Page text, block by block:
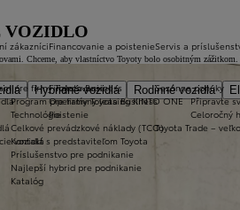
Hybridné vozidlá Rodinné vozidlá
vozidlá
zákazníci
pre firmy Toyota Business
Program pre firmy Toyota Business
Technológie
Celkové prevádzkové náklady (TCO)
Kontakt s predstaviteľom Toyota
Príslušenstvo pre podnikanie
Najlepší hybrid pre podnikanie
Katalóg
Financovanie a poistenie
Financovanie
Operatívny leasing KINTO ONE
Poistenie
Servis a
Sezónne ponuky
Připravte
Celoročný
Toyota Trade –
VOZIDLO
Chceme, aby vlastníctvo Toyoty bolo osobitným